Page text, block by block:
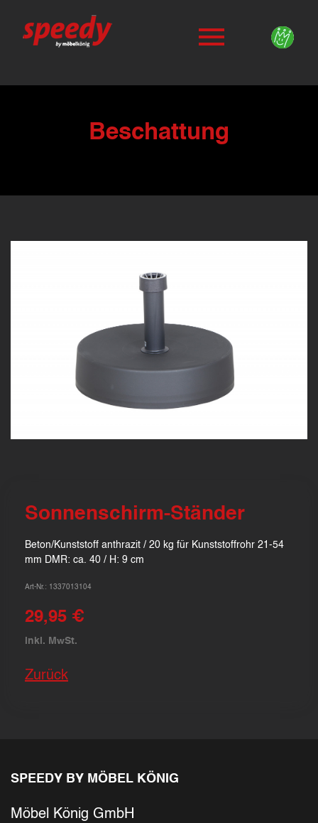
Beschattung
Sonnenschirm-Ständer
Beton/Kunststoff anthrazit / 20 kg für Kunststoffrohr 21-54
mm DMR: ca. 40 / H: 9 cm
Art-Nr.: 1337013104
29,95 €
inkl. MwSt.
Zurück
SPEEDY BY MÖBEL KÖNIG
Möbel König GmbH